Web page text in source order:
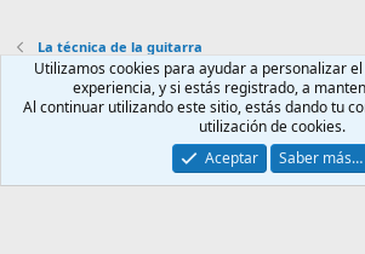
La técnica de la guitarra
Contáctanos Términos y reglas Política de
Community platform by XenForo® © 2010-2025
Utilizamos cookies para ayudar a personalizar
experiencia, y si estás registrado, a
Al continuar utilizando este sitio, estás dando tu
utilización de cookies.
Aceptar
Saber más…